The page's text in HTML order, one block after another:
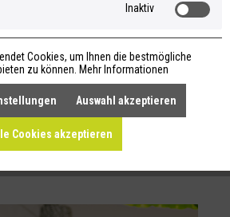
VERSAND AB 69 €
Inaktiv
Cookies, um Ihnen die bestmögliche
zu können. Mehr Informationen
Auswahl akzeptieren
Cookies akzeptieren